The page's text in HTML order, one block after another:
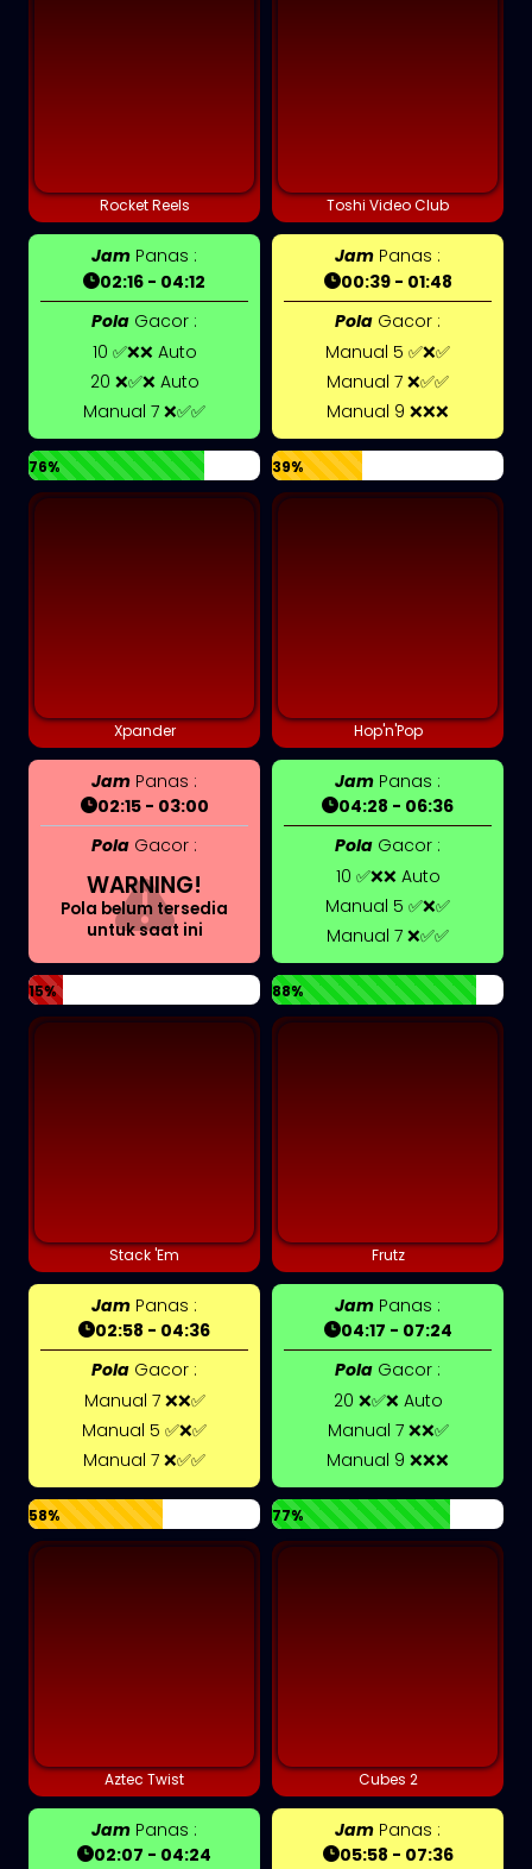
Rocket Reels
Jam Panas :
02:16 - 04:12
Pola Gacor :
10 ✅❌❌ Auto
20 ❌✅❌ Auto
Manual 7 ❌✅✅
76%
Toshi Video Club
Jam Panas :
00:39 - 01:48
Pola Gacor :
Manual 5 ✅❌✅
Manual 7 ❌✅✅
Manual 9 ❌❌❌
39%
Xpander
Jam Panas :
02:15 - 03:00
Pola Gacor :
WARNING!
Pola belum tersedia
untuk saat ini
15%
Hop'n'Pop
Jam Panas :
04:28 - 06:36
Pola Gacor :
10 ✅❌❌ Auto
Manual 5 ✅❌✅
Manual 7 ❌✅✅
88%
Stack 'Em
Jam Panas :
02:58 - 04:36
Pola Gacor :
Manual 7 ❌❌✅
Manual 5 ✅❌✅
Manual 7 ❌✅✅
58%
Frutz
Jam Panas :
04:17 - 07:24
Pola Gacor :
20 ❌✅❌ Auto
Manual 7 ❌❌✅
Manual 9 ❌❌❌
77%
Aztec Twist
Jam Panas :
02:07 - 04:24
Cubes 2
Jam Panas :
05:58 - 07:36